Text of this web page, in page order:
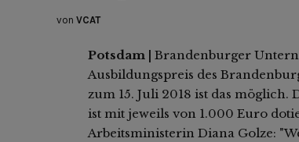
von VCAT
Potsdam | Brandenburger
Ausbildungspreis des
zum 15. Juli 2018 ist das
ist mit jeweils von 1.000 Euro
Arbeitsministerin Diana Golze: